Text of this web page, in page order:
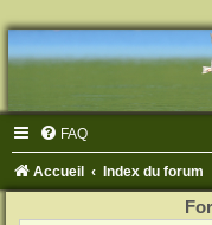
FAQ
Accueil Index du forum